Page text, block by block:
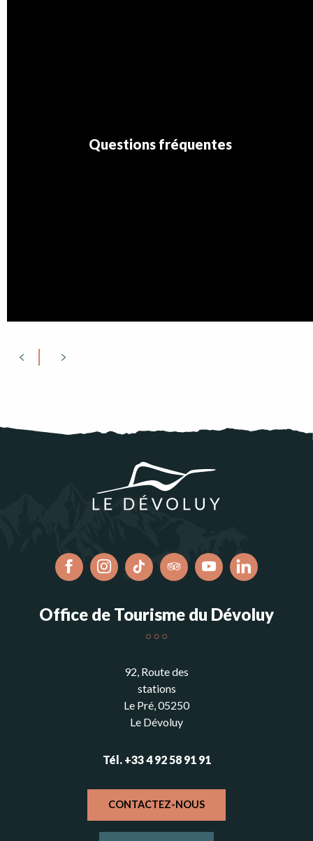
Questions fréquentes
Office de Tourisme du Dévoluy
92, Route des
stations
Le Pré, 05250
Le Dévoluy
Tél. +33 4 92 58 91 91
CONTACTEZ-NOUS